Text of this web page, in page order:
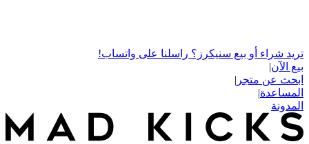
تريد شراء أو بيع سنيكرز؟ راسلنا على واتساب!
بيع الآن|
ابحث عن متجر |
المساعدة|
المدونة